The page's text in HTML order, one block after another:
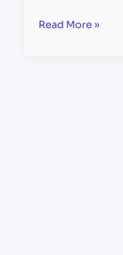
Read More »